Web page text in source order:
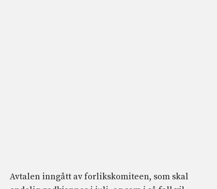
Avtalen inngått av forlikskomiteen, som skal